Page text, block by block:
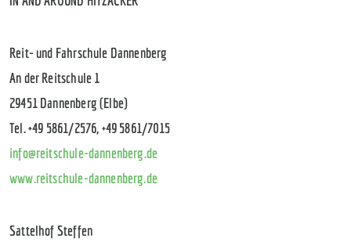
Reit- und Fahrschule Dannenberg
An der Reitschule 1
29451 Dannenberg (Elbe)
Tel. +49 5861/2576, +49 5861/7015
info@reitschule-dannenberg.de
www.reitschule-dannenberg.de
Sattelhof Steffen